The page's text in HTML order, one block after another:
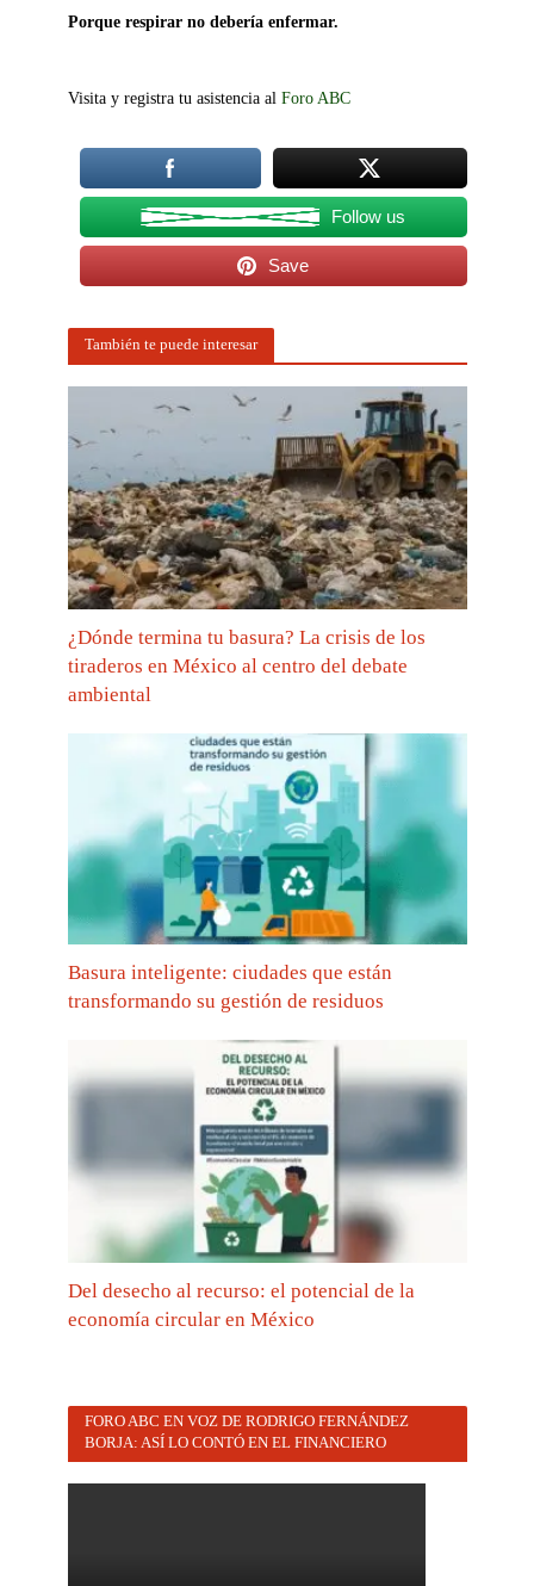
Porque respirar no debería enfermar.
Visita y registra tu asistencia al Foro ABC
Follow us
Save
También te puede interesar
¿Dónde termina tu basura? La crisis de los
tiraderos en México al centro del debate
ambiental
Basura inteligente: ciudades que están
transformando su gestión de residuos
Del desecho al recurso: el potencial de la
economía circular en México
FORO ABC EN VOZ DE RODRIGO FERNÁNDEZ
BORJA: ASÍ LO CONTÓ EN EL FINANCIERO